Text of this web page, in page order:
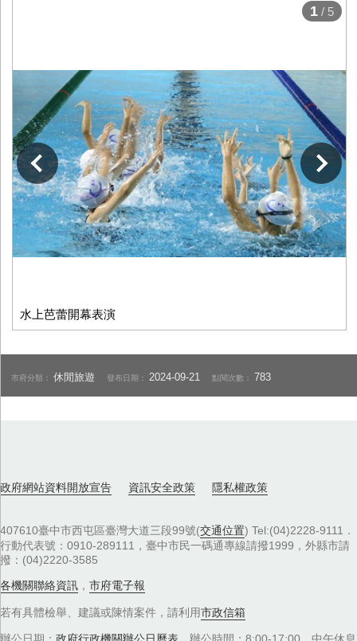
水上芭蕾開幕表演
下一張
1 / 5
市府分類：休閒旅遊 發布日期： 2024-09-21 點閱次數： 783
政府網站資料開放宣告 資訊安全政策 隱私權政策
407610臺中市西屯區臺灣大道三段99號(交通位置) Tel:(04)2228-9111．
行動代表號：0910-289111，臺中市民一碼通專線請撥1999，外縣市請
撥：(04)2220-3585
各機關聯絡資訊 ， 市府電子報
若有具體檢舉、建議或陳情案件，請利用市政信箱